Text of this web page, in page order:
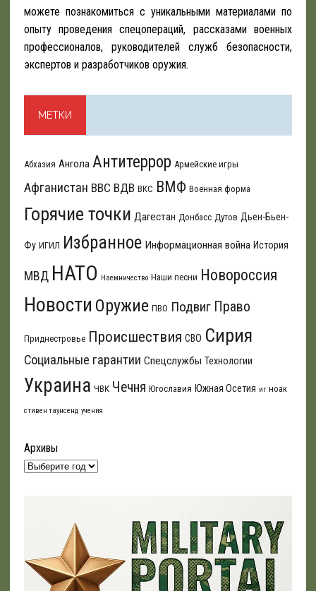
можете познакомиться с уникальными материалами по
опыту проведения спецопераций, рассказами военных
профессионалов, руководителей служб безопасности,
экспертов и разработчиков оружия.
МЕТКИ
Абхазия Ангола Антитеррор Армейские игры
Афганистан ВВС ВДВ ВКС ВМФ Военная форма
Горячие точки Дагестан Донбасс Дутов Дьен-Бьен-
Фу ИГИЛ Избранное Информационная война История
МВД НАТО Наемничество Наши песни Новороссия
Новости Оружие ПВО Подвиг Право
Приднестровье Происшествия СВО Сирия
Социальные гарантии Спецслужбы Технологии
Украина ЧВК Чечня Югославия Южная Осетия иг ноак
стивен таунсенд учения
Архивы